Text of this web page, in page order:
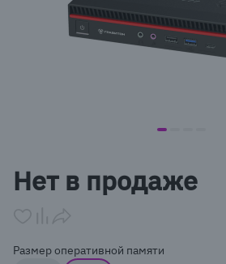
item
of
4
Нет в продаже
Размер оперативной памяти